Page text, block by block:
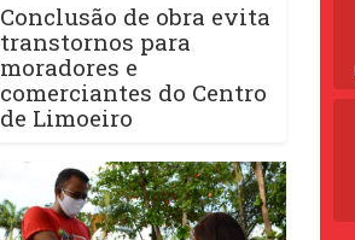
Conclusão de obra evita
transtornos para
moradores e
comerciantes do Centro
de Limoeiro